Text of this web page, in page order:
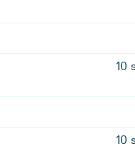
10
10